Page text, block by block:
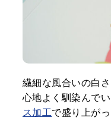
繊細な風合いの白
心地よく馴染んで
ス加工で盛り上が